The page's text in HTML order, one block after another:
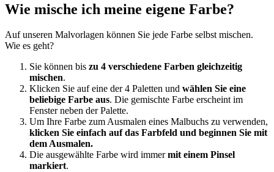
Wie mische ich meine eigene Farbe?
Auf unseren Malvorlagen können Sie jede Farbe selbst mischen.
Wie es geht?
Sie können bis zu 4 verschiedene Farben gleichzeitig
mischen.
Klicken Sie auf eine der 4 Paletten und wählen Sie eine
beliebige Farbe aus. Die gemischte Farbe erscheint im
Fenster neben der Palette.
Um Ihre Farbe zum Ausmalen eines Malbuchs zu verwenden,
klicken Sie einfach auf das Farbfeld und beginnen Sie mit
dem Ausmalen.
Die ausgewählte Farbe wird immermit einem Pinsel
markiert.